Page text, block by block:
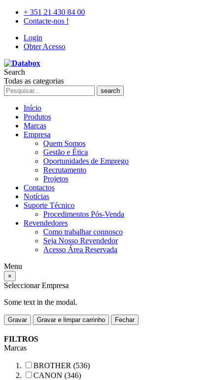
+ 351 21 430 84 00
Contacte-nos !
Login
Obter Acesso
Search
Todas as categorias
search
Início
Produtos
Marcas
Empresa
Quem Somos
Gestão e Ética
Oportunidades de Emprego
Recrutamento
Projetos
Contactos
Notícias
Suporte Técnico
Procedimentos Pós-Venda
Revendedores
Como trabalhar connosco
Seja Nosso Revendedor
Acesso Área Reservada
Menu
×
Seleccionar Empresa
Some text in the modal.
Gravar Gravar e limpar carrinho Fechar
FILTROS
Marcas
BROTHER (536)
CANON (346)